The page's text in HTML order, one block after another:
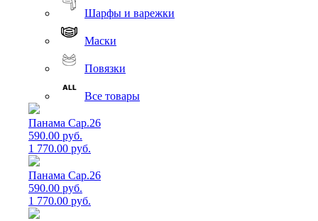
Шарфы и варежки
Маски
Повязки
Все товары
Панама Cap.26
590.00 руб.
1 770.00 руб.
Панама Cap.26
590.00 руб.
1 770.00 руб.